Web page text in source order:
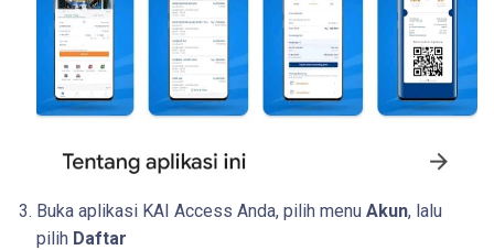
Buka aplikasi KAI Access Anda, pilih menu Akun, lalu
pilih Daftar